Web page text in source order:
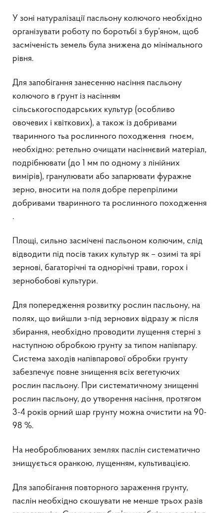
У зоні натуралізації пасльону колючого необхідно
організувати роботу по боротьбі з бур’яном, щоб
засміченість земель була знижена до мінімального
рівня.
Для запобігання занесенню насіння пасльону
колючого в ґрунт із насінням
сільськогосподарських культур (особливо
овочевих і квіткових), а також із добривами
тваринного тьа рослинного походження гноєм,
необхідно: ретельно очищати насіннєвий матеріал,
подрібнювати (до 1 мм по одному з лінійних
вимірів), гранулювати або запарювати фуражне
зерно, вносити на поля добре перепрілими
добривами тваринного та рослинного походження
.
Площі, сильно засмічені пасльоном колючим, слід
відводити під посів таких культур як – озимі та ярі
зернові, багаторічні та однорічні трави, горох і
зернобобові культури.
Для попередження розвитку рослин пасльону, на
полях, що вийшли з-під зернових відразу ж після
збирання, необхідно проводити лущення стерні з
наступною обробкою грунту за типом напівпару.
Система заходів напівпарової обробки грунту
забезпечує повне знищення всіх вегетуючих
рослин пасльону. При систематичному знищенні
рослин пасльону, до утворення насіння, протягом
3-4 років орний шар грунту можна очистити на 90-
98 %.
На необроблюваних землях паслін систематично
знищується оранкою, лущенням, культивацією.
Для запобігання повторного зараження грунту,
паслін необхідно скошувати не менше трьох разів